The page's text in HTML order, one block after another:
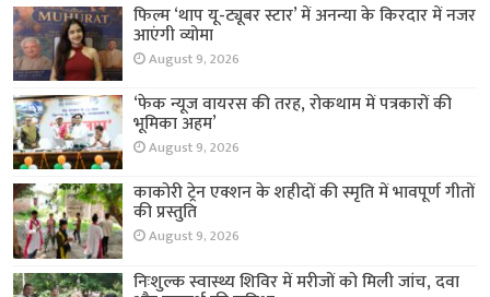
फिल्म ‘थाप यू-ट्यूबर स्टार’ में अनन्या के किरदार में नजर
आएंगी व्योमा
August 9, 2026
‘फेक न्यूज वायरस की तरह, रोकथाम में पत्रकारों की
भूमिका अहम’
August 9, 2026
काकोरी ट्रेन एक्शन के शहीदों की स्मृति में भावपूर्ण गीतों
की प्रस्तुति
August 9, 2026
निःशुल्क स्वास्थ्य शिविर में मरीजों को मिली जांच, दवा